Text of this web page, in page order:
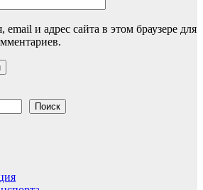
и адрес сайта в этом браузере для
Поиск